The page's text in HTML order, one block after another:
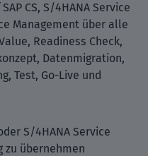
CS, S/4HANA Service
Management über alle
Readiness Check,
Datenmigration,
Test, Go-Live und
S/4HANA Service
zu übernehmen